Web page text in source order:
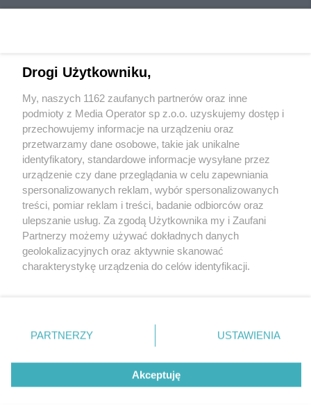
Wydawca mediówlokalnych
Nie zapomnij
zapoznać się z:
polityką prywatności
Twojemiasto
Piekary Śląskie
Chorzów
Tarnowskie Góry
Gliwice
Skontakuj sięz nami
Kontakt
Redakcja
Newsletter
Drogi Użytkowniku,
My, naszych 1162 zaufanych partnerów oraz inne
podmioty z Media Operator sp z.o.o. uzyskujemy dostęp i
przechowujemy informacje na urządzeniu oraz
przetwarzamy dane osobowe, takie jak unikalne
identyfikatory, standardowe informacje wysyłane przez
urządzenie czy dane przeglądania w celu zapewniania
spersonalizowanych reklam, wybór spersonalizowanych
treści, pomiar reklam i treści, badanie odbiorców oraz
ulepszanie usług. Za zgodą Użytkownika my i Zaufani
Partnerzy możemy używać dokładnych danych
geolokalizacyjnych oraz aktywnie skanować
charakterystykę urządzenia do celów identyfikacji.
zmienić/wycofać klikając przycisk ustawień prywatności
znajdujący się w lewym dolnym rogu strony
rodzaje przetwarzania danych nie wymagają zgody
użytkownika, ale masz prawo sprzeciwić się takiemu
przetwarzaniu. Preferencje będą miały zastosowania tylko
PARTNERZY USTAWIENIA
Akceptuję